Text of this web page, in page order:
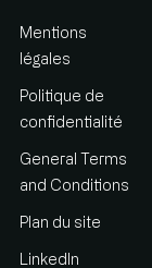
Mentions
légales
Politique de
confidentialité
General Terms
and Conditions
Plan du site
LinkedIn